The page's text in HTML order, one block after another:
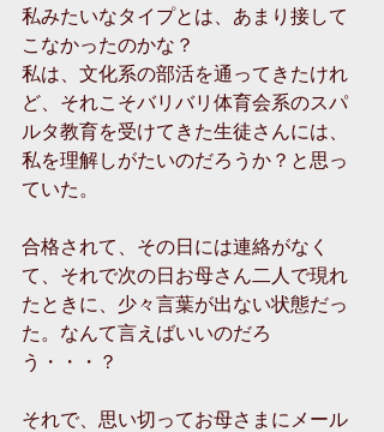
私みたいなタイプとは、あまり接して
こなかったのかな？
私は、文化系の部活を通ってきたけれ
ど、それこそバリバリ体育会系のスパ
ルタ教育を受けてきた生徒さんには、
私を理解しがたいのだろうか？と思っ
ていた。
合格されて、その日には連絡がなく
て、それで次の日お母さん二人で現れ
たときに、少々言葉が出ない状態だっ
た。なんて言えばいいのだろ
う・・・？
それで、思い切ってお母さまにメール